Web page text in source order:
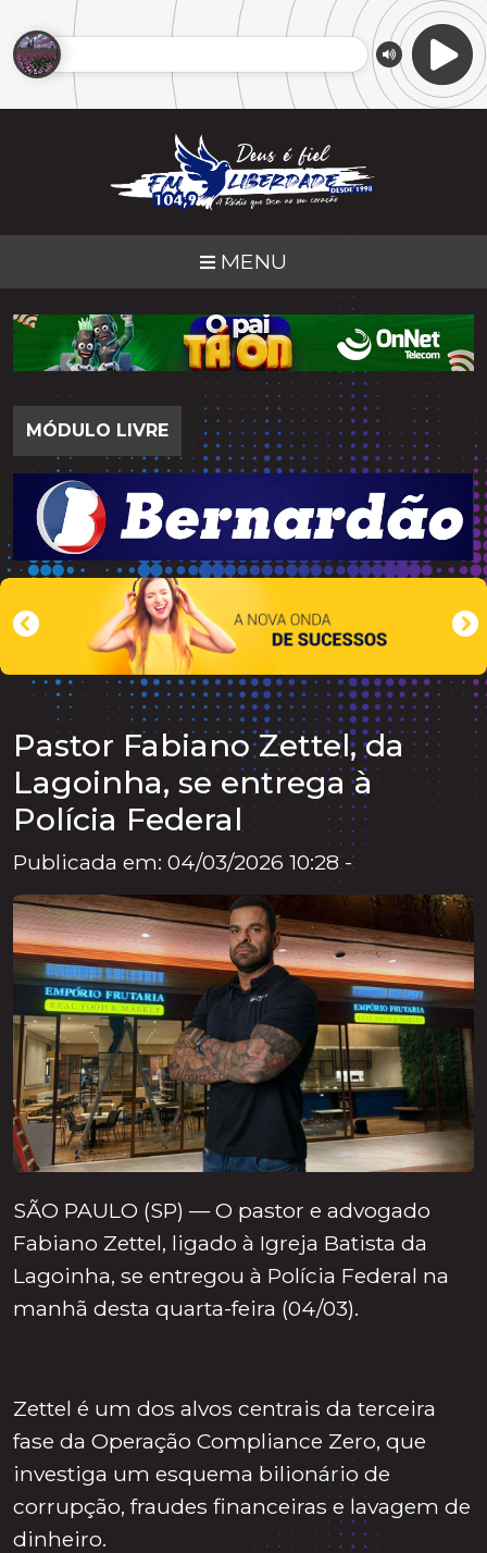
MENU
MÓDULO LIVRE
Pastor Fabiano Zettel, da
Lagoinha, se entrega à
Polícia Federal
Publicada em: 04/03/2026 10:28 -
SÃO PAULO (SP) — O pastor e advogado
Fabiano Zettel, ligado à Igreja Batista da
Lagoinha, se entregou à Polícia Federal na
manhã desta quarta-feira (04/03).
Zettel é um dos alvos centrais da terceira
fase da Operação Compliance Zero, que
investiga um esquema bilionário de
corrupção, fraudes financeiras e lavagem de
dinheiro.